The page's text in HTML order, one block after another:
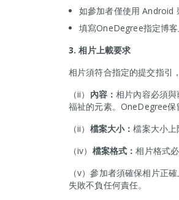
如參加者僅使用
填寫OneDegree指定博
3.相片上載要求
相片須符合指定的提交指引
（ii） 內容：相片內容必須
福祉的元素。OneDegree保
（ii） 檔案大小：檔案大小上
（iv） 檔案格式：相片格式
（v）參加者須確保相片正
失敗不負任何責任。